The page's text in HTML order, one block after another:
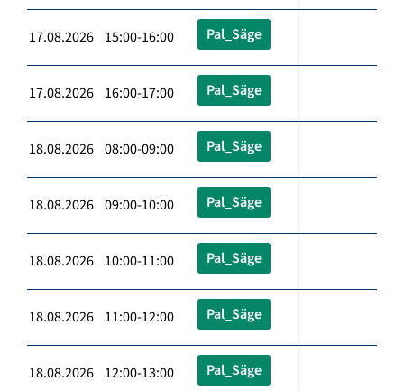
17.08.2026 15:00-16:00 Pal_Säge
17.08.2026 16:00-17:00 Pal_Säge
18.08.2026 08:00-09:00 Pal_Säge
18.08.2026 09:00-10:00 Pal_Säge
18.08.2026 10:00-11:00 Pal_Säge
18.08.2026 11:00-12:00 Pal_Säge
18.08.2026 12:00-13:00 Pal_Säge